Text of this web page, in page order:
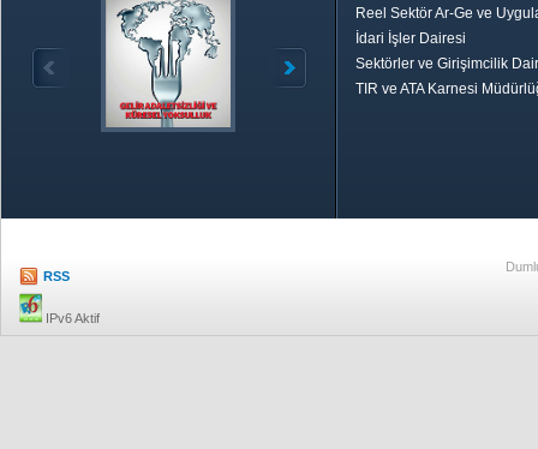
Reel Sektör Ar-Ge ve
İdari İşler Dairesi
Sektörler ve Girişimcilik
TIR ve ATA Karnesi
RSS
IPv6 Aktif